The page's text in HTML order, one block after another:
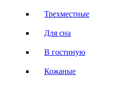
Трехместные
Для сна
В гостиную
Кожаные